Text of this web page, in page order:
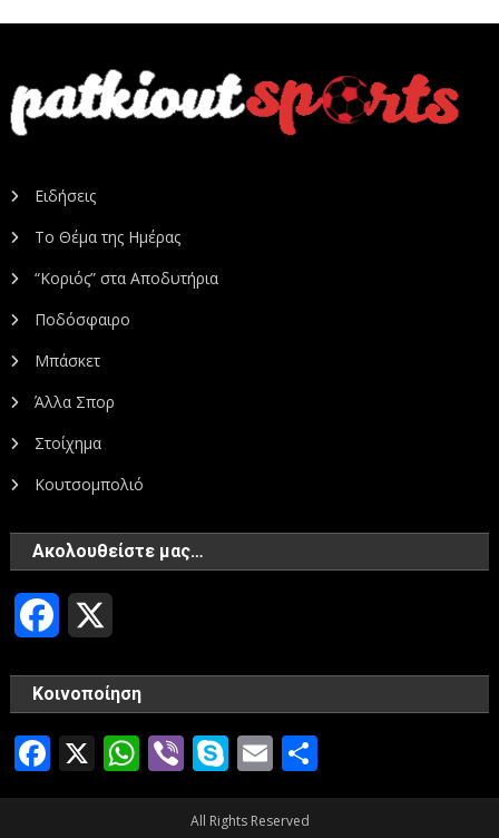
Ειδήσεις
Το Θέμα της Ημέρας
“Κοριός” στα Αποδυτήρια
Ποδόσφαιρο
Μπάσκετ
Άλλα Σπορ
Στοίχημα
Κουτσομπολιό
Ακολουθείστε μας…
Facebook
Κοινοποίηση
Facebook
X WhatsApp
ViberSkype
Email
All Rights Reserved